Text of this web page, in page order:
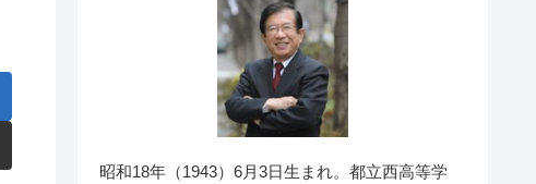
昭和18年（1943）6月3日生まれ。都立西高等学